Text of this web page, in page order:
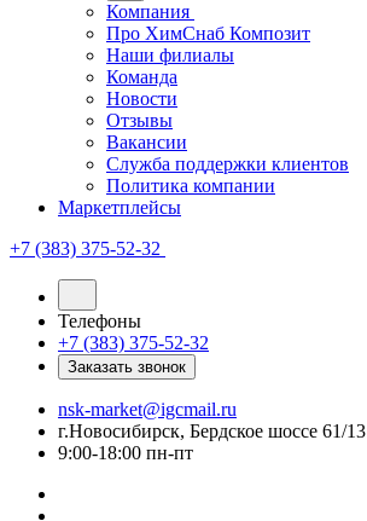
Компания
Про ХимСнаб Композит
Наши филиалы
Команда
Новости
Отзывы
Вакансии
Служба поддержки клиентов
Политика компании
Маркетплейсы
+7 (383) 375-52-32
Телефоны
+7 (383) 375-52-32
Заказать звонок
nsk-market@igcmail.ru
г.Новосибирск, Бердское шоссе 61/13
9:00-18:00 пн-пт